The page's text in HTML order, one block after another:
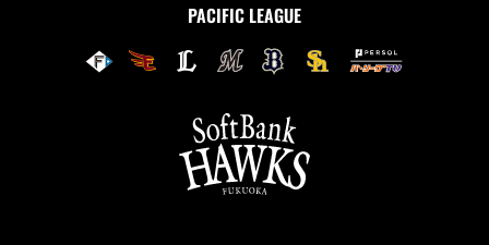
PACIFIC LEAGUE